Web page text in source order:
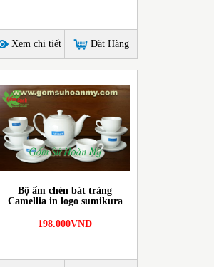
Xem chi tiết Đặt Hàng
Bộ ấm chén bát tràng
Camellia in logo sumikura
198.000VND